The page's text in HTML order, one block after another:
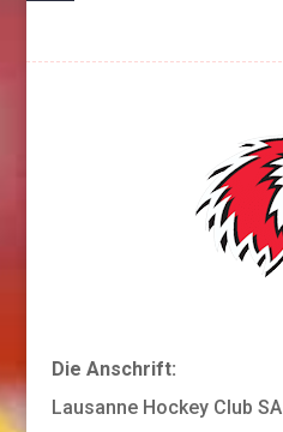
Die Anschrift:
Lausanne Hockey Club SA